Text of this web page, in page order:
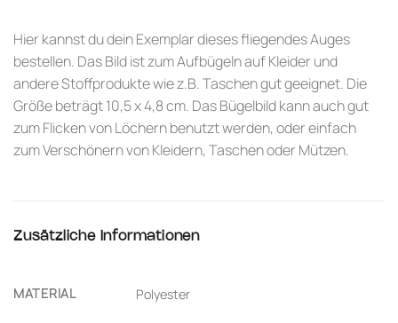
Hier kannst du dein Exemplar dieses fliegendes Auges
bestellen. Das Bild ist zum Aufbügeln auf Kleider und
andere Stoffprodukte wie z.B. Taschen gut geeignet. Die
Größe beträgt 10,5 x 4,8 cm. Das Bügelbild kann auch gut
zum Flicken von Löchern benutzt werden, oder einfach
zum Verschönern von Kleidern, Taschen oder Mützen.
Zusätzliche Informationen
MATERIAL Polyester